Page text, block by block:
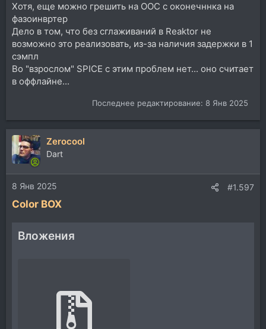
Хотя, еще можно грешить на ООС с оконечннка на
фазоинвртер
Дело в том, что без сглаживаний в Reaktor не
возможно это реализовать, из-за наличия задержки в 1
сэмпл
Во "взрослом" SPICE c этим проблем нет... оно считает
в оффлайне...
Последнее редактирование: 8 Янв 2025
Zerocool
Dart
8 Янв 2025 #1.597
Color BOX
Вложения